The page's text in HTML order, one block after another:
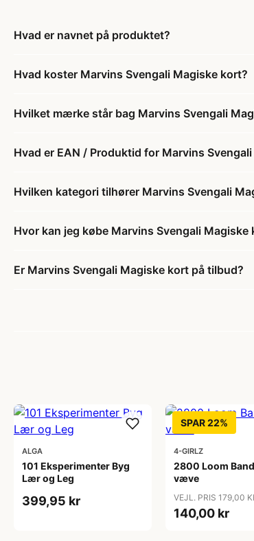
Hvad er navnet på produktet?
Hvad koster Marvins Svengali Magiske kort?
Hvilket mærke står bag Marvins Svengali
Hvad er EAN / Produktid for Marvins
Hvilken kategori tilhører Marvins Svengali
Hvor kan jeg købe Marvins Svengali Magiske
Er Marvins Svengali Magiske kort på tilbud?
ALGA
101 Eksperimenter Byg
Lær og Leg
399,95 kr
SPAR 22%
4-GIRLZ
2800 Loom
væve
VEJL. PRIS 179,00
140,00 kr